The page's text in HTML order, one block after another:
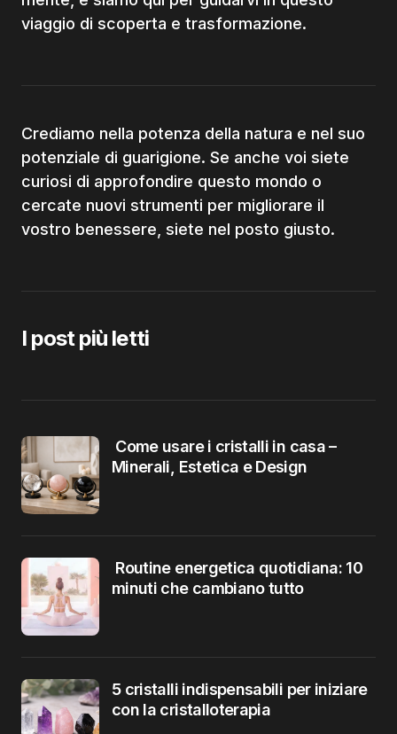
viaggio di scoperta e trasformazione.
Crediamo nella potenza della natura e nel suo
potenziale di guarigione. Se anche voi siete
curiosi di approfondire questo mondo o
cercate nuovi strumenti per migliorare il
vostro benessere, siete nel posto giusto.
I post più letti
Come usare i cristalli in casa –
Minerali, Estetica e Design
Routine energetica quotidiana: 10
minuti che cambiano tutto
5 cristalli indispensabili per iniziare
con la cristalloterapia